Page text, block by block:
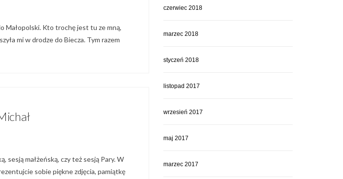
Małopolski. Kto trochę jest tu ze mną,
mi w drodze do Biecza. Tym razem
sesją małżeńską, czy też sesją Pary. W
sobie piękne zdjęcia, pamiątkę
czerwiec 2018
marzec 2018
styczeń 2018
listopad 2017
wrzesień 2017
maj 2017
marzec 2017